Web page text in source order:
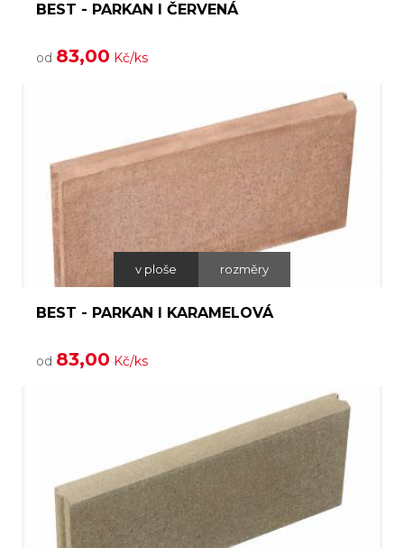
BEST - PARKAN I ČERVENÁ
od 83,00 Kč/ks
v ploše rozměry
BEST - PARKAN I KARAMELOVÁ
od 83,00 Kč/ks